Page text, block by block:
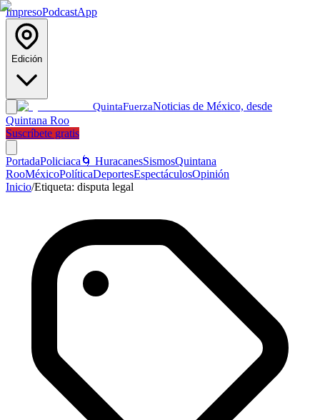
ImpresoPodcastApp
Edición
QuintaFuerzaNoticias de México, desde
Quintana Roo
Suscríbete gratis
PortadaPoliciaca 🌀 HuracanesSismosQuintana
RooMéxicoPolíticaDeportesEspectáculosOpinión
Inicio/Etiqueta: disputa legal